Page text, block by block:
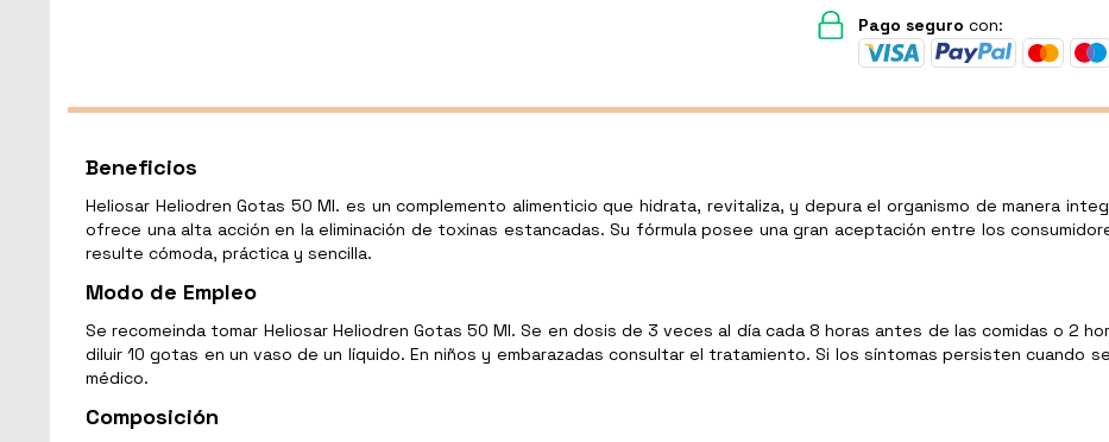
Pago seguro con:
Beneficios
Heliosar Heliodren Gotas 50 Ml. es un complemento alimenticio que hidrata, revitaliza, y depura el organismo de manera
ofrece una alta acción en la eliminación de toxinas estancadas. Su fórmula posee una gran aceptación entre los
resulte cómoda, práctica y sencilla.
Modo de Empleo
Se recomeinda tomar Heliosar Heliodren Gotas 50 Ml. Se en dosis de 3 veces al día cada 8 horas antes de las comidas o 2
diluir 10 gotas en un vaso de un líquido. En niños y embarazadas consultar el tratamiento. Si los síntomas persisten cuando
médico.
Composición